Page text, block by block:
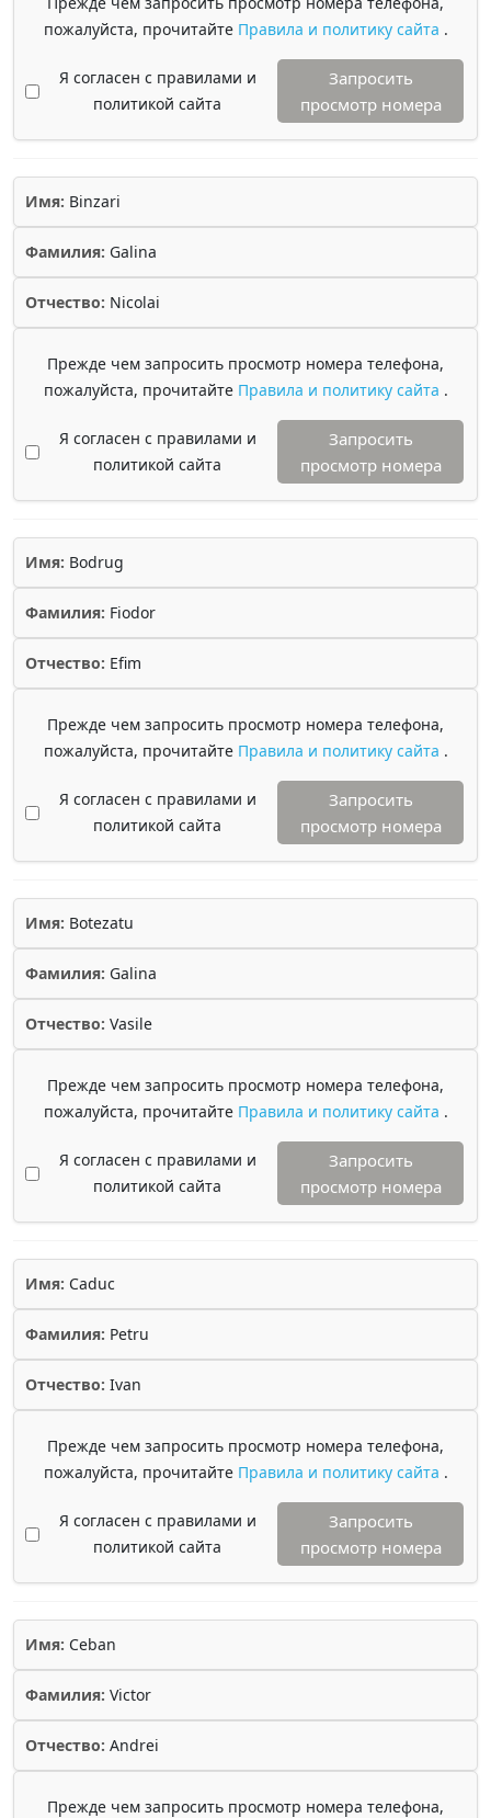
пожалуйста, прочитайте Правила и политику сайта .
Я согласен с правилами и
политикой сайта
Запросить
просмотр номера
Имя: Binzari
Фамилия: Galina
Отчество: Nicolai
Прежде чем запросить просмотр номера телефона,
пожалуйста, прочитайте Правила и политику сайта .
Я согласен с правилами и
политикой сайта
Запросить
просмотр номера
Имя: Bodrug
Фамилия: Fiodor
Отчество: Efim
Прежде чем запросить просмотр номера телефона,
пожалуйста, прочитайте Правила и политику сайта .
Я согласен с правилами и
политикой сайта
Запросить
просмотр номера
Имя: Botezatu
Фамилия: Galina
Отчество: Vasile
Прежде чем запросить просмотр номера телефона,
пожалуйста, прочитайте Правила и политику сайта .
Я согласен с правилами и
политикой сайта
Запросить
просмотр номера
Имя: Caduc
Фамилия: Petru
Отчество: Ivan
Прежде чем запросить просмотр номера телефона,
пожалуйста, прочитайте Правила и политику сайта .
Я согласен с правилами и
политикой сайта
Запросить
просмотр номера
Имя: Ceban
Фамилия: Victor
Отчество: Andrei
Прежде чем запросить просмотр номера телефона,